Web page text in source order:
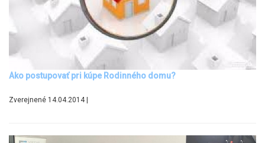
Ako postupovať pri kúpe Rodinného domu?
Zverejnené 14.04.2014 |